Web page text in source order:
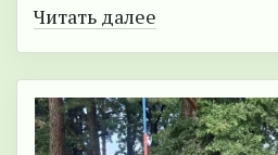
Читать далее